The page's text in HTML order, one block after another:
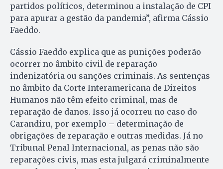
partidos políticos, determinou a instalação de CPI
para apurar a gestão da pandemia”, afirma Cássio
Faeddo.
Cássio Faeddo explica que as punições poderão
ocorrer no âmbito civil de reparação
indenizatória ou sanções criminais. As sentenças
no âmbito da Corte Interamericana de Direitos
Humanos não têm efeito criminal, mas de
reparação de danos. Isso já ocorreu no caso do
Carandiru, por exemplo – determinação de
obrigações de reparação e outras medidas. Já no
Tribunal Penal Internacional, as penas não são
reparações civis, mas esta julgará criminalmente